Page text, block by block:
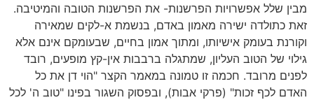
מבין שלל אפשרויות הפרשנות- את הפרשנות הטובה והמיטיבה.
זאת כתולדה ישירה מאמון באדם, בנשמת א-לקים שמאירה
וקורנת בעומק אישיותו, ומתוך אמון בחיים, שבעומקם אינם אלא
גילוי של הטוב העליון, שמתגלה ברבבות אין-קץ מופעים, רובד
לפנים מרובד. חכמה זו טמונה במאמר הקצר "הוי דן את כל
האדם לכף זכות" (פרקי אבות), ובפסוק השגור בפינו "טוב ה' לכל